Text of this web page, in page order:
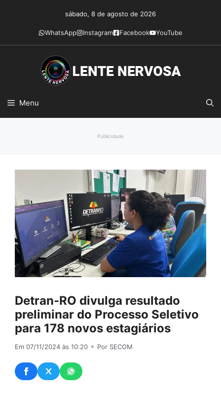
conteúdo
sábado, 8 de agosto de 2026
WhatsApp Instagram Facebook YouTube
Menu
Publicidade
Detran-RO divulga resultado
preliminar do Processo Seletivo
para 178 novos estagiários
Em 07/11/2024 às 10:20 ⚬ Por SECOM